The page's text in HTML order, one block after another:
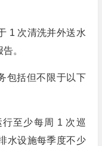
1 次清洗并外送水
。
包括但不限于以下
至少每周 1 次巡
水设施每季度不少